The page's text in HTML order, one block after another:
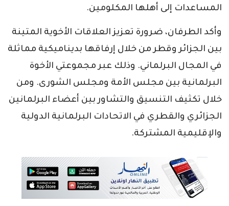
المساعدات إلى أهلها المكلومين.
وأكد الطرفان، ضرورة تعزيز العلاقات الأخوية المتينة
بين الجزائر وقطر من خلال إرفاقها بديناميكية مماثلة
في المجال البرلماني. وذلك عبر مجموعتي الأخوة
البرلمانية بين مجلس الأمة ومجلس الشورى. ومن
خلال تكثيف التنسيق والتشاور بين أعضاء البرلمانين
الجزائري والقطري في الاتحادات البرلمانية الدولية
والإقليمية المشتركة.